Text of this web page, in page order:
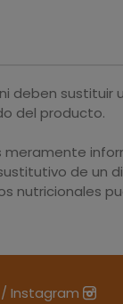
deben
del producto.
de un
nutricionales
/ Instagram